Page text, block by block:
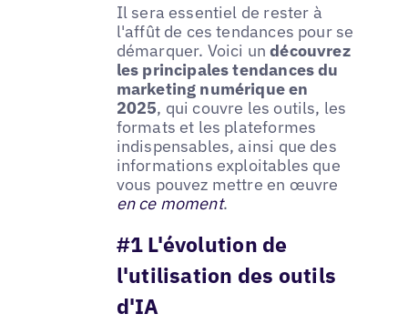
Il sera essentiel de rester à
l'affût de ces tendances pour se
démarquer. Voici undécouvrez
les principales tendances du
marketing numérique en
2025, qui couvre les outils, les
formats et les plateformes
indispensables, ainsi que des
informations exploitables que
vous pouvez mettre en œuvre
en ce moment.
#1 L'évolution de
l'utilisation des outils
d'IA